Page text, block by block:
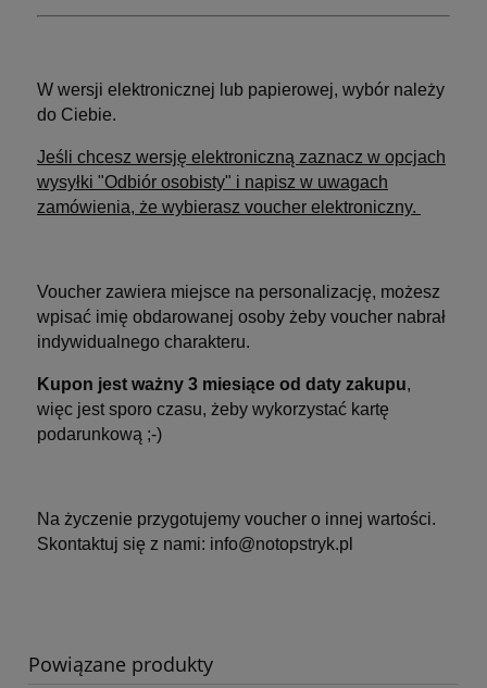
W wersji elektronicznej lub papierowej, wybór należy
do Ciebie.
Jeśli chcesz wersję elektroniczną zaznacz w opcjach
wysyłki "Odbiór osobisty" i napisz w uwagach
zamówienia, że wybierasz voucher elektroniczny.
Voucher zawiera miejsce na personalizację, możesz
wpisać imię obdarowanej osoby żeby voucher nabrał
indywidualnego charakteru.
Kupon jest ważny 3 miesiące od daty zakupu,
więc jest sporo czasu, żeby wykorzystać kartę
podarunkową ;-)
Na życzenie przygotujemy voucher o innej wartości.
Skontaktuj się z nami: info@notopstryk.pl
Powiązane produkty